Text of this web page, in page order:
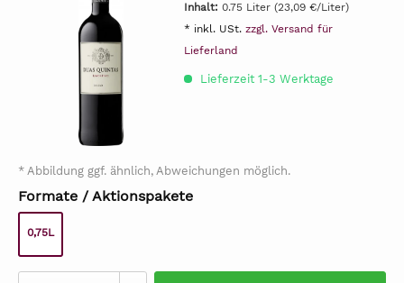
Inhalt: 0.75 Liter (23,09 €/Liter)
* inkl. USt. zzgl. Versand für
Lieferland
Lieferzeit 1-3 Werktage
* Abbildung ggf. ähnlich, Abweichungen möglich.
Formate / Aktionspakete
0,75L